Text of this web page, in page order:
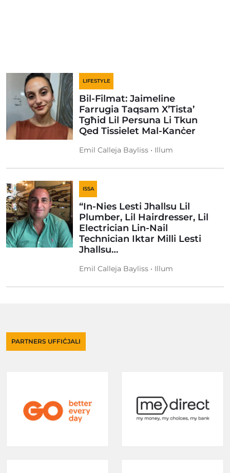
LIFESTYLE
Bil-Filmat: Jaimeline
Farrugia Taqsam X’Tista’
Tgħid Lil Persuna Li Tkun
Qed Tissielet Mal-Kanċer
Emil Calleja Bayliss • Illum
ISSA
“In-Nies Lesti Jhallsu Lil
Plumber, Lil Hairdresser, Lil
Electrician Lin-Nail
Technician Iktar Milli Lesti
Jhallsu…
Emil Calleja Bayliss • Illum
PARTNERS UFFIĊJALI